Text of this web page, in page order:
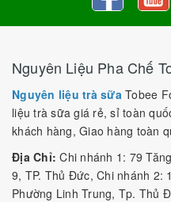
Nguyên Liệu Pha Chế
Nguyên liệu trà sữa Tobee
liệu trà sữa giá rẻ, sỉ toàn
khách hàng, Giao hàng toàn
Địa Chỉ: Chi nhánh 1: 79
9, TP. Thủ Đức, Chi nhánh 2:
Phường Linh Trung, Tp. Thủ